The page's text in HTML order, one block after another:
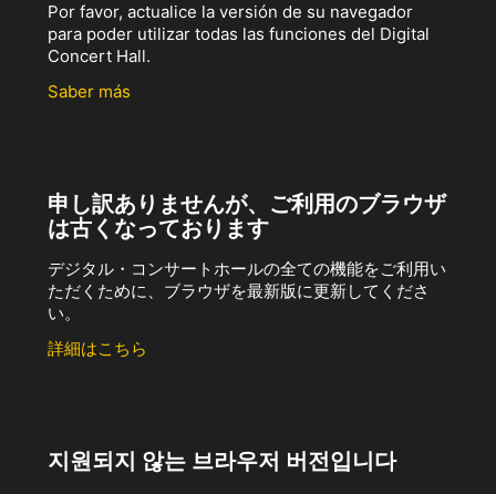
Por favor, actualice la versión de su navegador
para poder utilizar todas las funciones del Digital
Concert Hall.
Saber más
申し訳ありませんが、ご利用のブラウザ
は古くなっております
デジタル・コンサートホールの全ての機能をご利用い
ただくために、ブラウザを最新版に更新してくださ
い。
詳細はこちら
지원되지 않는 브라우저 버전입니다